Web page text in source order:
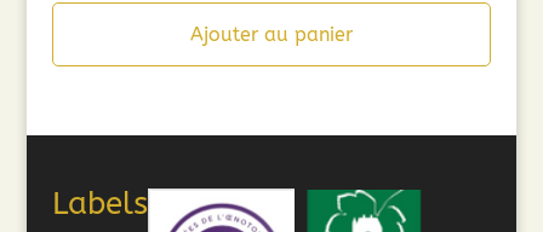
Ajouter au panier
Labels